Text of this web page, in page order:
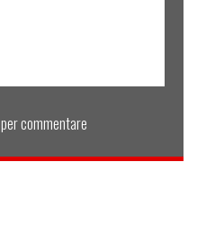
per commentare